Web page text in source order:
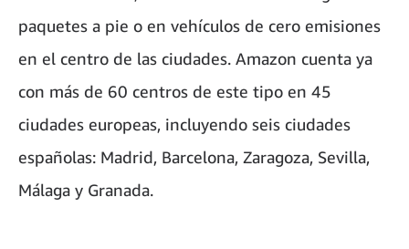
paquetes a pie o en vehículos de cero emisiones
en el centro de las ciudades. Amazon cuenta ya
con más de 60 centros de este tipo en 45
ciudades europeas, incluyendo seis ciudades
españolas: Madrid, Barcelona, Zaragoza, Sevilla,
Málaga y Granada.